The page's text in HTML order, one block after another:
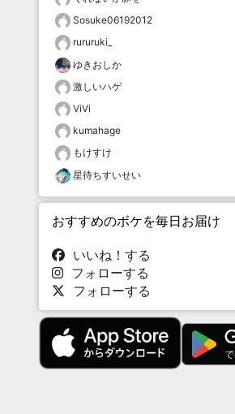
Sosuke06192012
rururuki_
ゆきおしか
激しいハゲ
ViVi
kumahage
もけすけ
星待ちすいせい
おすすめのボケを毎日お届け
いいね！する
フォローする
フォローする